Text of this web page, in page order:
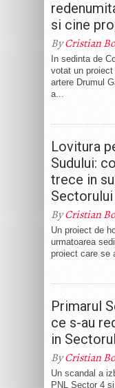
si cine
ByCristian
In sedinta de
votat un
artere Drumul
a...
Lovitura
Sudului:
trece in
Sectorului
ByCristian
Un proiect de
urmatoarea
proiect care se
Primarul
ce s-au
in
ByCristian
Un scandal a
PNL Sector 4